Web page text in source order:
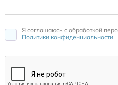
Я соглашаюсь c обработкой
Политики конфиденциальности